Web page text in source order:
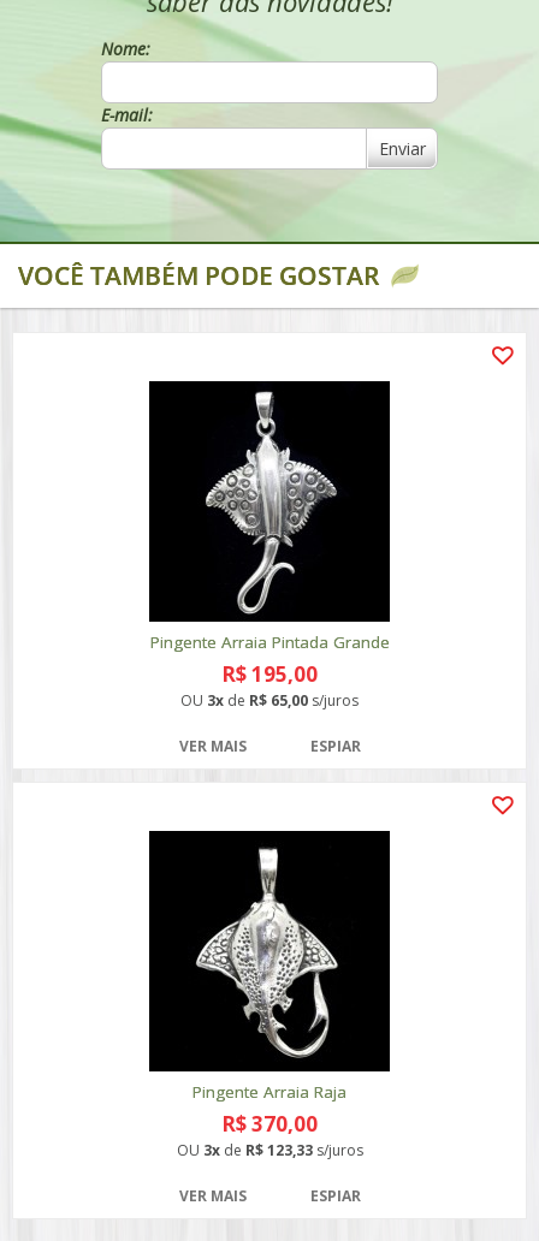
Nome:
E-mail:
Enviar
VOCÊ TAMBÉM PODE GOSTAR
Pingente Arraia Pintada Grande
R$ 195,00
OU 3x de R$ 65,00 s/juros
VER MAIS ESPIAR
Pingente Arraia Raja
R$ 370,00
OU 3xde R$ 123,33s/juros
VER MAIS ESPIAR